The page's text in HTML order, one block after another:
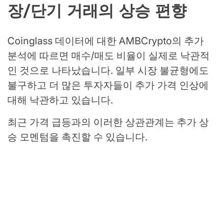
장/단기 거래의 상승 편향
Coinglass 데이터에 대한 AMBCrypto의 추가
분석에 따르면 매수/매도 비율이 실제로 낙관적
인 것으로 나타났습니다. 일부 시장 불균형에도
불구하고 더 많은 투자자들이 추가 가격 인상에
대해 낙관하고 있습니다.
최근 가격 급등과의 이러한 상관관계는 추가 상
승 모멘텀을 촉진할 수 있습니다.